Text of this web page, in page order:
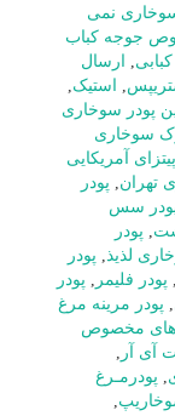
سوخاری نمی
جوجه کباب
,
ارسال
, استیک,
پودر سوخاری
سوخاری
آمریکایی
تهران, پودر
سس
, پودر
لذیذ, پودر
, پودر فلیمر , پودر
, پودر مرینه مرغ
های مخصوص
آی آر ,
, پودرمـرغ
,